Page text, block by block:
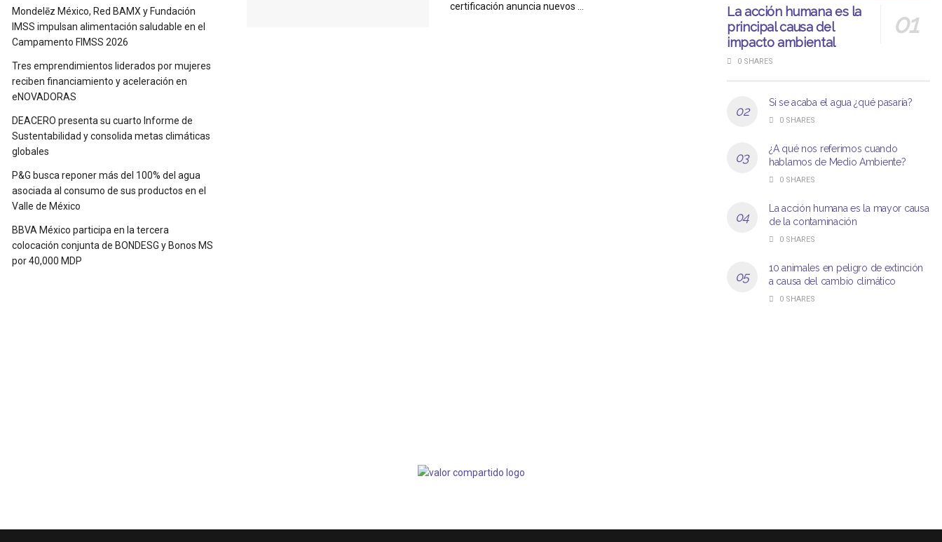
certificación anuncia nuevos ...
Mondelēz México, Red BAMX y Fundación
IMSS impulsan alimentación saludable en el
Campamento FIMSS 2026
Tres emprendimientos liderados por mujeres
reciben financiamiento y aceleración en
eNOVADORAS
DEACERO presenta su cuarto Informe de
Sustentabilidad y consolida metas climáticas
globales
P&G busca reponer más del 100% del agua
asociada al consumo de sus productos en el
Valle de México
BBVA México participa en la tercera
colocación conjunta de BONDESG y Bonos MS
por 40,000 MDP
La acción humana es la
principal causa del
impacto ambiental
0 SHARES
Si se acaba el agua ¿qué pasaría?
0 SHARES
¿A qué nos referimos cuando
hablamos de Medio Ambiente?
0 SHARES
La acción humana es la mayor causa
de la contaminación
0 SHARES
10 animales en peligro de extinción
a causa del cambio climático
0 SHARES